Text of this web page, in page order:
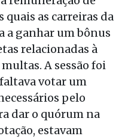
quais as carreiras da
a ganhar um bônus
relacionadas à
A sessão foi
votar um
pelo
dar o quórum na
estavam